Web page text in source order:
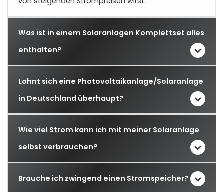
Was ist in einem Solaranlagen Komplettset alles
enthalten?
Lohnt sich eine Photovoltaikanlage/Solaranlage
in Deutschland überhaupt?
Wie viel Strom kann ich mit meiner Solaranlage
selbst verbrauchen?
Brauche ich zwingend einen Stromspeicher?